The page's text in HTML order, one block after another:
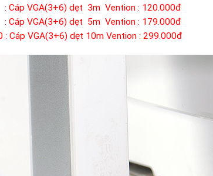
Cáp VGA(3+6) dẹt 3m Vention : 120.000đ
Cáp VGA(3+6) dẹt 5m Vention : 179.000đ
: Cáp VGA(3+6) dẹt 10m Vention : 299.000đ